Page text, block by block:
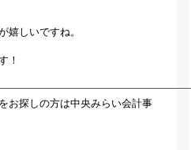
嬉しいですね。
！
お探しの方は中央みらい会計事